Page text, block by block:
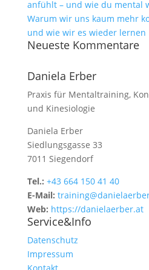
anfühlt – und wie du mental
Warum wir uns kaum mehr
und wie wir es wieder lernen
Neueste Kommentare
Daniela Erber
Praxis für Mentaltraining,
und Kinesiologie
Daniela Erber
Siedlungsgasse 33
7011 Siegendorf
Tel.: +43 664 150 41 40
E-Mail:
Web: https://danielaerber.at
Service&Info
Datenschutz
Impressum